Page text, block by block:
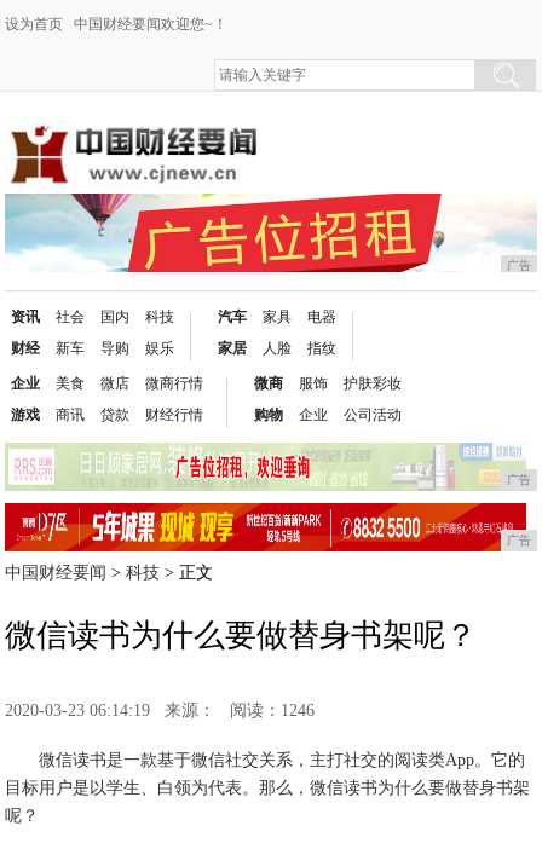
设为首页 中国财经要闻欢迎您~！
广告
资讯
财经
社会
新车
国内
导购
科技
娱乐
汽车
家居
家具
人脸
电器
指纹
企业
游戏
美食
商讯
微店
贷款
微商行情
财经行情
微商
购物
服饰
企业
护肤彩妆
公司活动
广告
广告
中国财经要闻 >科技 > 正文
微信读书为什么要做替身书架呢？
2020-03-23 06:14:19 来源： 阅读：1246
微信读书是一款基于微信社交关系，主打社交的阅读类App。它的
目标用户是以学生、白领为代表。那么，微信读书为什么要做替身书架
呢？